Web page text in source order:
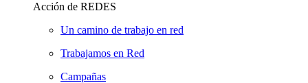
Acción de REDES
Un camino de trabajo en red
Trabajamos en Red
Campañas